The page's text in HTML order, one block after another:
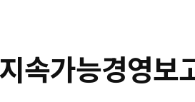
속가능경영